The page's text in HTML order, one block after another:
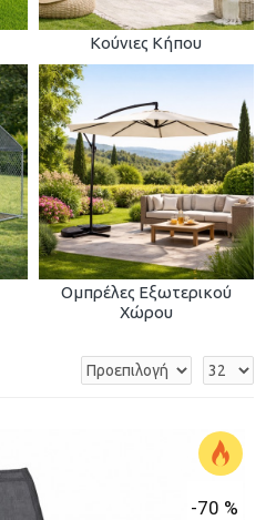
Κούνιες Κήπου
Ομπρέλες Εξωτερικού
Χώρου
-70 %